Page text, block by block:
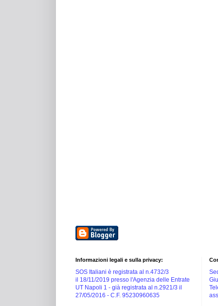
Informazioni legali e sulla privacy:
SOS Italiani è registrata al n.4732/3
il 18/11/2019 presso l'Agenzia delle Entrate
UT Napoli 1 - già registrata al n.2921/3 il
27/05/2016 - C.F. 95230960635